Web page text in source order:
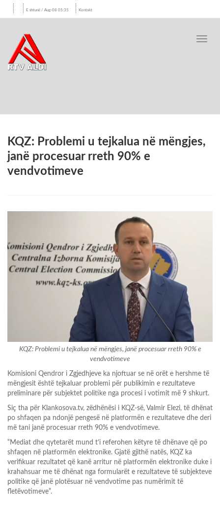
E shtunë / Aug-08 05:35 Kontakt
KQZ: Problemi u tejkalua në mëngjes,
janë procesuar rreth 90% e
vendvotimeve
KQZ: Problemi u tejkalua në mëngjes, janë procesuar rreth 90% e
vendvotimeve
Komisioni Qendror i Zgjedhjeve ka njoftuar se në orët e hershme të
mëngjesit është tejkaluar problemi për publikimin e rezultateve
preliminare për subjektet politike nga procesi i votimit më 9 shkurt.
Siç tha për Klankosova.tv, zëdhënësi i KQZ-së, Valmir Elezi, të dhënat
po shfaqen pa ndonjë pengesë në platformën e rezultateve dhe deri
më tani janë procesuar rreth 90% e vendvotimeve.
“Mediat dhe qytetarët mund t’i referohen këtyre të dhënave që po
shfaqen në platformën elektronike. Gjatë gjithë natës, KQZ ka
verifikuar rezultatet që kanë arritur në platformën elektronike duke i
krahahsuar me të dhënat nga formularët e rezultateve të subjekteve
politike që janë plotësuar në vendvotime pas numërimit të
fletëvotimeve”.